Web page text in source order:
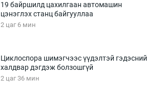
19 байршилд цахилгаан автомашин
цэнэглэх станц байгууллаа
2 цаг 6 мин
Циклоспора шимэгчээс үүдэлтэй гэдэсний
халдвар дэгдэж болзошгүй
2 цаг 36 мин